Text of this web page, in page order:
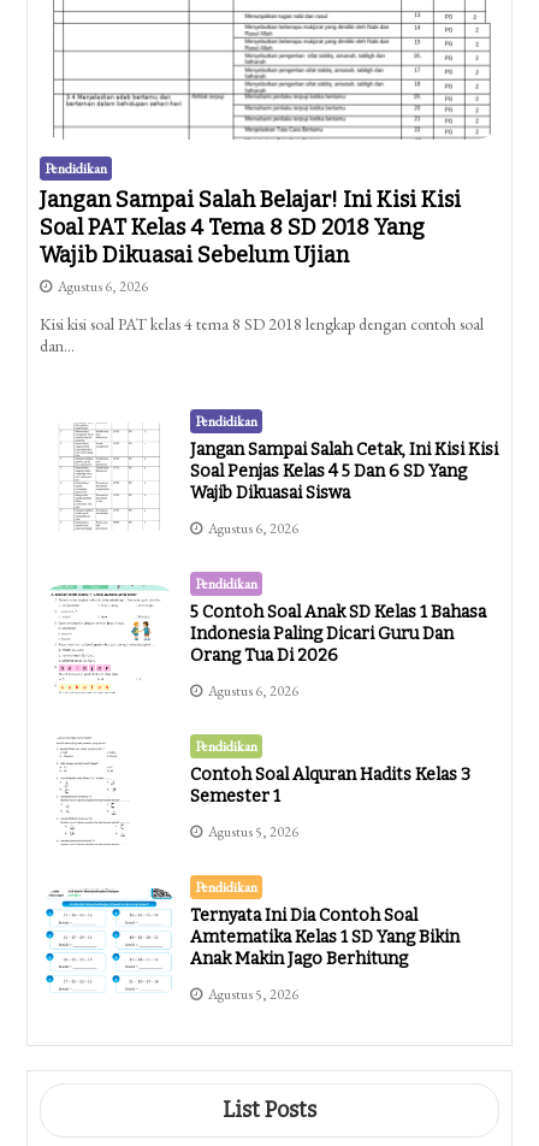
Pendidikan
Jangan Sampai Salah Belajar! Ini Kisi Kisi
Soal PAT Kelas 4 Tema 8 SD 2018 Yang
Wajib Dikuasai Sebelum Ujian
Agustus 6, 2026
Kisi kisi soal PAT kelas 4 tema 8 SD 2018 lengkap dengan contoh soal
dan…
Pendidikan
Jangan Sampai Salah Cetak, Ini Kisi Kisi
Soal Penjas Kelas 4 5 Dan 6 SD Yang
Wajib Dikuasai Siswa
Agustus 6, 2026
Pendidikan
5 Contoh Soal Anak SD Kelas 1 Bahasa
Indonesia Paling Dicari Guru Dan
Orang Tua Di 2026
Agustus 6, 2026
Pendidikan
Contoh Soal Alquran Hadits Kelas 3
Semester 1
Agustus 5, 2026
Pendidikan
Ternyata Ini Dia Contoh Soal
Amtematika Kelas 1 SD Yang Bikin
Anak Makin Jago Berhitung
Agustus 5, 2026
List Posts